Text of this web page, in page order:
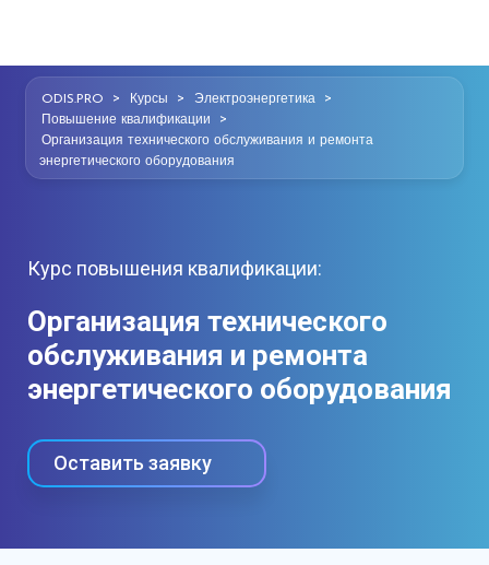
ODIS.PRO > Курсы > Электроэнергетика >
Повышение квалификации >
Организация технического обслуживания и ремонта
энергетического оборудования
Курс повышения квалификации:
Организация технического
обслуживания и ремонта
энергетического оборудования
Оставить заявку